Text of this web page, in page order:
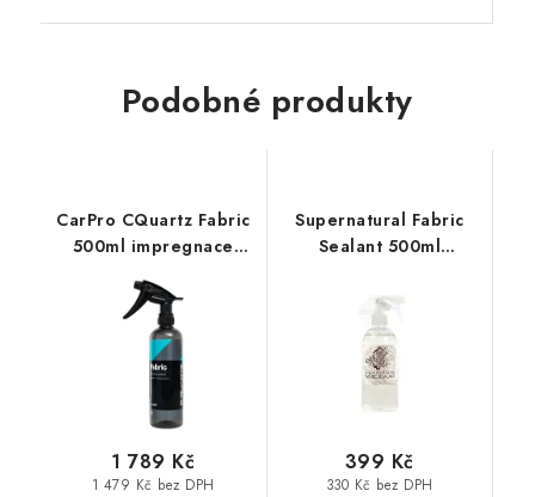
Podobné produkty
CarPro CQuartz Fabric
500ml impregnace
1 479 Kč bez DPH
1 789 Kč
Supernatural Fabric
Sealant 500ml
330 Kč bez DPH
399 Kč